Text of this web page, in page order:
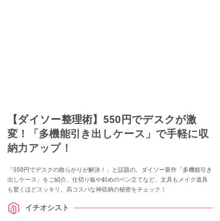
【ダイソー整理術】550円でデスクが激
変！「多機能引き出しケース」で手軽に収
納力アップ！
「550円でデスクの散らかりが解決！」と話題の、ダイソー新作「多機能引き
出しケース」をご紹介。仕切り板や斜めのペン立てなど、文具もメイク道具
も驚くほどスッキリ。高コスパな神収納の秘密をチェック！
イチオシスト